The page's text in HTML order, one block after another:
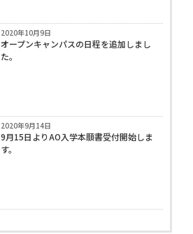
2020年10月9日
オープンキャンパスの日程を追加しまし
た。
2020年9月14日
9月15日よりAO入学本願書受付開始しま
す。